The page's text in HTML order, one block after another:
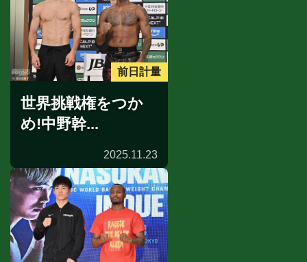
前日計量
世界挑戦権をつか
め!中野幹...
2025.11.23